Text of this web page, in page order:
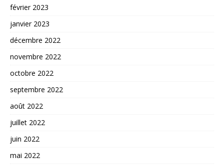
février 2023
janvier 2023
décembre 2022
novembre 2022
octobre 2022
septembre 2022
août 2022
juillet 2022
juin 2022
mai 2022